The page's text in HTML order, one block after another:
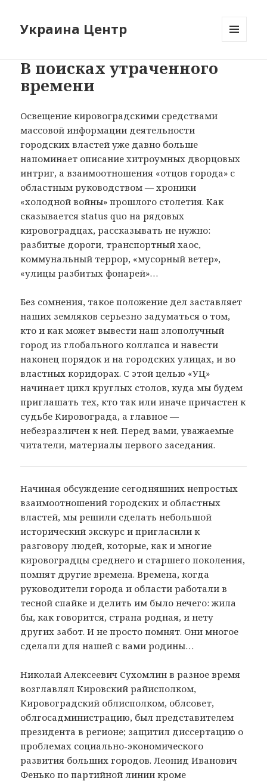
Украина Центр
В поисках утраченного
времени
Освещение кировоградскими средствами
массовой информации деятельности
городских властей уже давно больше
напоминает описание хитроумных дворцовых
интриг, а взаимоотношения «отцов города» с
областным руководством — хроники
«холодной войны» прошлого столетия. Как
сказывается status quo на рядовых
кировоградцах, рассказывать не нужно:
разбитые дороги, транспортный хаос,
коммунальный террор, «мусорный ветер»,
«улицы разбитых фонарей»…
Без сомнения, такое положение дел заставляет
наших земляков серьезно задуматься о том,
кто и как может вывести наш злополучный
город из глобального коллапса и навести
наконец порядок и на городских улицах, и во
властных коридорах. С этой целью «УЦ»
начинает цикл круглых столов, куда мы будем
приглашать тех, кто так или иначе причастен к
судьбе Кировограда, а главное —
небезразличен к ней. Перед вами, уважаемые
читатели, материалы первого заседания.
Начиная обсуждение сегодняшних непростых
взаимоотношений городских и областных
властей, мы решили сделать небольшой
исторический экскурс и пригласили к
разговору людей, которые, как и многие
кировоградцы среднего и старшего поколения,
помнят другие времена. Времена, когда
руководители города и области работали в
тесной спайке и делить им было нечего: жила
бы, как говорится, страна родная, и нету
других забот. И не просто помнят. Они многое
сделали для нашей с вами родины…
Николай Алексеевич Сухомлин в разное время
возглавлял Кировский райисполком,
Кировоградский облисполком, облсовет,
облгосадминистрацию, был представителем
президента в регионе; защитил диссертацию о
проблемах социально-экономического
развития больших городов. Леонид Иванович
Фенько по партийной линии кроме